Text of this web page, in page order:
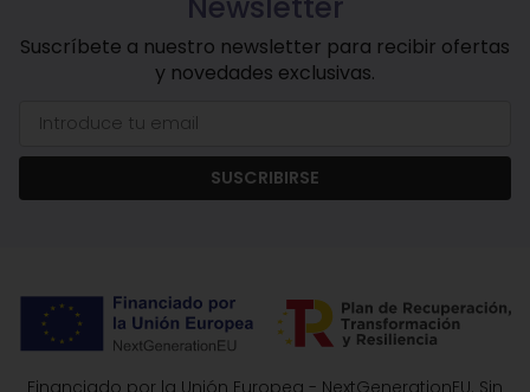
Suscríbete a nuestro newsletter para recibir ofertas
y novedades exclusivas.
SUSCRIBIRSE
Financiado por la Unión Europea - NextGenerationEU. Sin